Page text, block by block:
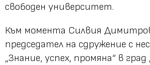
свободен университет.
Към момента Силвия
председател на сдружение с
„Знание, успех, промяна“ в